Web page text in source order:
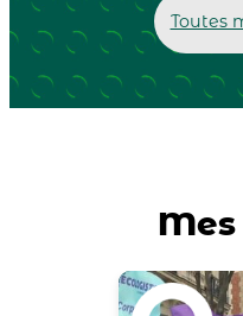
Toutes